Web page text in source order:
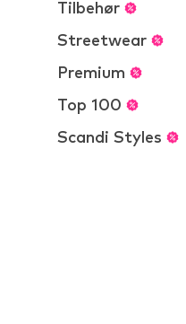
Tilbehør
Streetwear
Premium
Top 100
Scandi Styles